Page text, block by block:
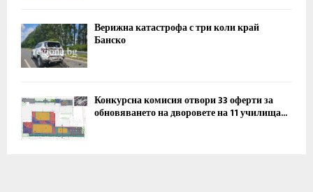
Верижна катастрофа с три коли край
Банско
Конкурсна комисия отвори 33 оферти за
обновяването на дворовете на 11 училища...